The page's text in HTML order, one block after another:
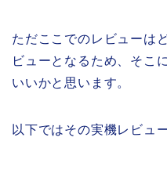
ただここでのレビューは
ビューとなるため、そこ
いいかと思います。
以下ではその実機レビュ